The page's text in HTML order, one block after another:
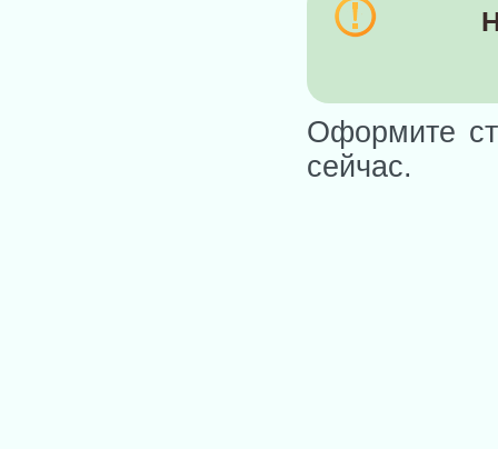
Оформите
сейчас.